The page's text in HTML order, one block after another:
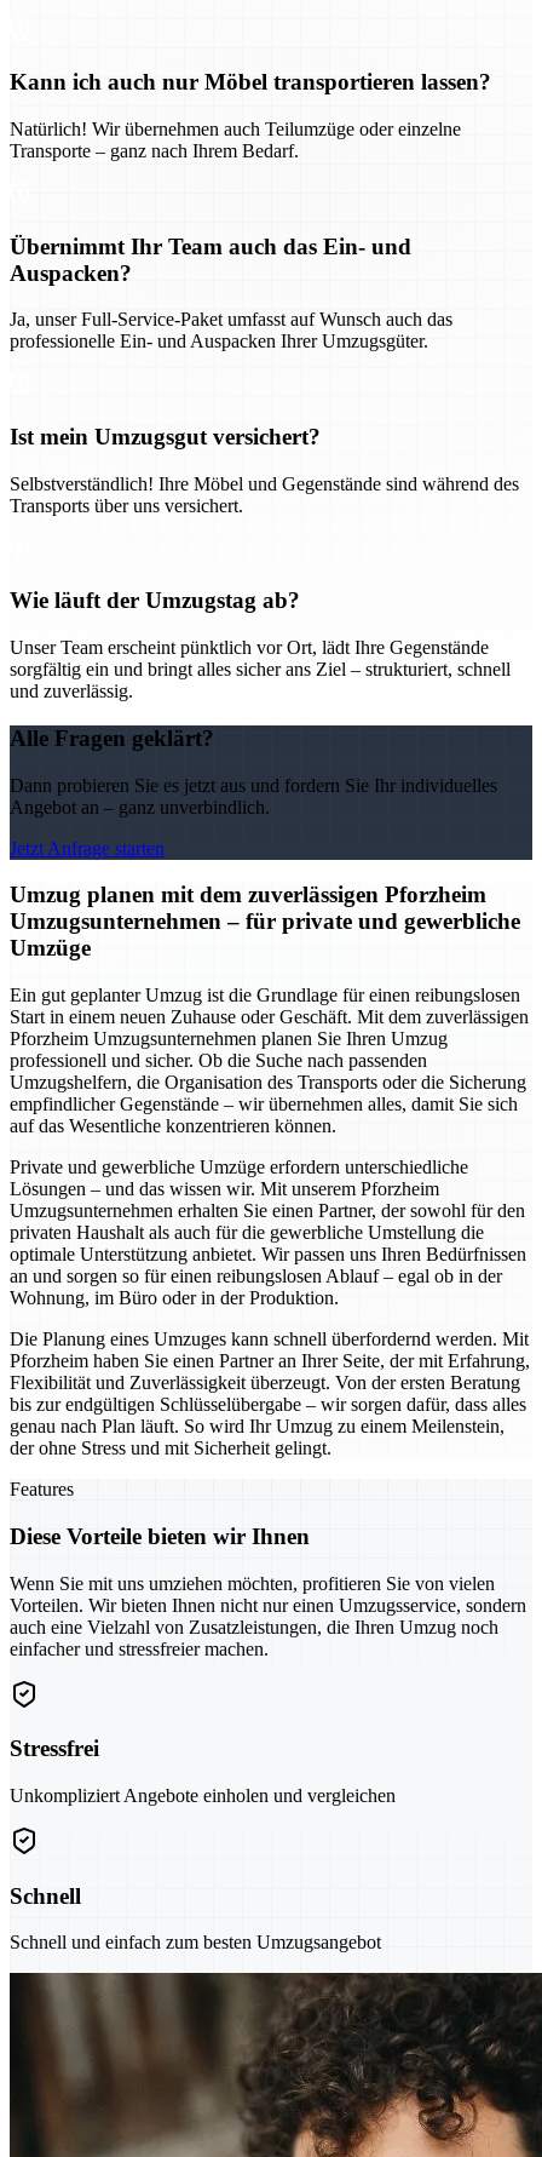
Kann ich auch nur Möbel transportieren lassen?
Natürlich! Wir übernehmen auch Teilumzüge oder einzelne
Transporte – ganz nach Ihrem Bedarf.
Übernimmt Ihr Team auch das Ein- und
Auspacken?
Ja, unser Full-Service-Paket umfasst auf Wunsch auch das
professionelle Ein- und Auspacken Ihrer Umzugsgüter.
Ist mein Umzugsgut versichert?
Selbstverständlich! Ihre Möbel und Gegenstände sind während des
Transports über uns versichert.
Wie läuft der Umzugstag ab?
Unser Team erscheint pünktlich vor Ort, lädt Ihre Gegenstände
sorgfältig ein und bringt alles sicher ans Ziel – strukturiert, schnell
und zuverlässig.
Alle Fragen geklärt?
Dann probieren Sie es jetzt aus und fordern Sie Ihr individuelles
Angebot an – ganz unverbindlich.
Jetzt Anfrage starten
Umzug planen mit dem zuverlässigen Pforzheim
Umzugsunternehmen – für private und gewerbliche
Umzüge
Ein gut geplanter Umzug ist die Grundlage für einen reibungslosen
Start in einem neuen Zuhause oder Geschäft. Mit dem zuverlässigen
Pforzheim Umzugsunternehmen planen Sie Ihren Umzug
professionell und sicher. Ob die Suche nach passenden
Umzugshelfern, die Organisation des Transports oder die Sicherung
empfindlicher Gegenstände – wir übernehmen alles, damit Sie sich
auf das Wesentliche konzentrieren können.
Private und gewerbliche Umzüge erfordern unterschiedliche
Lösungen – und das wissen wir. Mit unserem Pforzheim
Umzugsunternehmen erhalten Sie einen Partner, der sowohl für den
privaten Haushalt als auch für die gewerbliche Umstellung die
optimale Unterstützung anbietet. Wir passen uns Ihren Bedürfnissen
an und sorgen so für einen reibungslosen Ablauf – egal ob in der
Wohnung, im Büro oder in der Produktion.
Die Planung eines Umzuges kann schnell überfordernd werden. Mit
Pforzheim haben Sie einen Partner an Ihrer Seite, der mit Erfahrung,
Flexibilität und Zuverlässigkeit überzeugt. Von der ersten Beratung
bis zur endgültigen Schlüsselübergabe – wir sorgen dafür, dass alles
genau nach Plan läuft. So wird Ihr Umzug zu einem Meilenstein,
der ohne Stress und mit Sicherheit gelingt.
Features
Diese Vorteile bieten wir Ihnen
Wenn Sie mit uns umziehen möchten, profitieren Sie von vielen
Vorteilen. Wir bieten Ihnen nicht nur einen Umzugsservice, sondern
auch eine Vielzahl von Zusatzleistungen, die Ihren Umzug noch
einfacher und stressfreier machen.
Stressfrei
Unkompliziert Angebote einholen und vergleichen
Schnell
Schnell und einfach zum besten Umzugsangebot